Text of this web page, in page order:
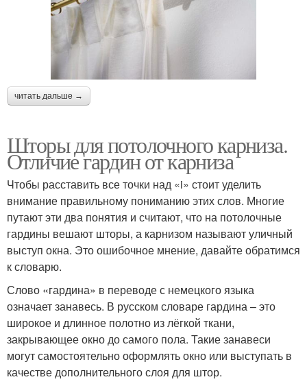
читать дальше →
Шторы для потолочного карниза.
Отличие гардин от карниза
Чтобы расставить все точки над «i» стоит уделить
внимание правильному пониманию этих слов. Многие
путают эти два понятия и считают, что на потолочные
гардины вешают шторы, а карнизом называют уличный
выступ окна. Это ошибочное мнение, давайте обратимся
к словарю.
Слово «гардина» в переводе с немецкого языка
означает занавесь. В русском словаре гардина – это
широкое и длинное полотно из лёгкой ткани,
закрывающее окно до самого пола. Такие занавеси
могут самостоятельно оформлять окно или выступать в
качестве дополнительного слоя для штор.